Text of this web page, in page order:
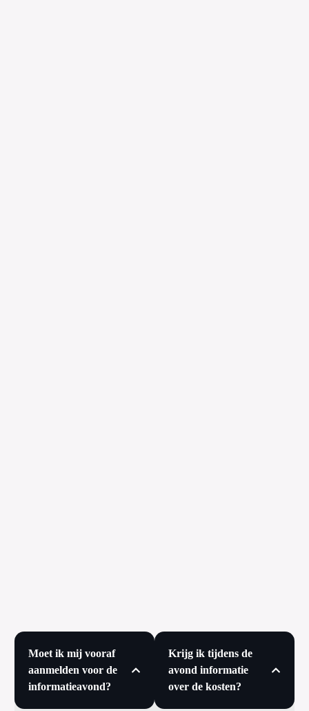
Moet ik mij vooraf
aanmelden voor de
informatieavond?
Krijg ik tijdens de
avond informatie
over de kosten?